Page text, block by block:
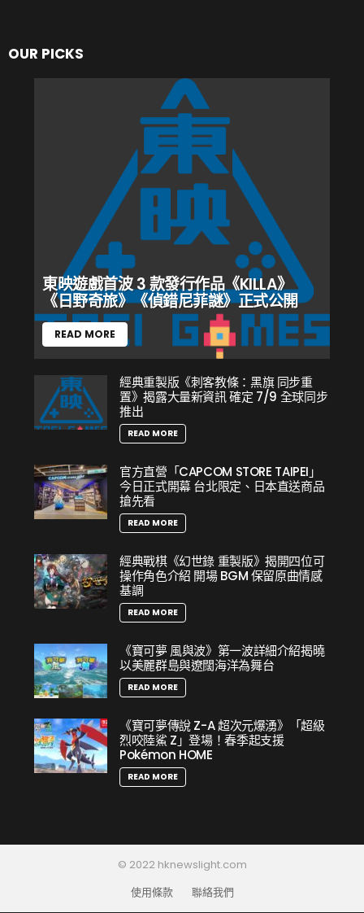
重新編寫曲目。
故事背景設定在海盜黃金時代，邀請玩家化身為
愛德華‧肯威，在加勒比海橫行霸道。這位放蕩不羈
的海盜船長意外捲入了刺客與聖殿騎士之間糾葛百年
的衝突。在追求名利與財富的過程中，愛德華將與黑
鬍子、安妮‧邦妮以及白棉布傑克等傳奇人物交手。
與此同時，海盜們辛苦建立起的一切，其命運正懸於
一線。
《刺客教條：黑旗 同步重置
一代 Anvil 引擎加持，藉由高解析度材質、增強的光
影、更細緻的場景、以及全新的動態天氣系統，遊戲
舞台加勒比海世界的沉浸感與擬真度將全面提升。此
外，包含水下的探索也更加廣闊與美麗。玩家可以無
OUR PICKS
東映遊戲首波 3 款發行作品《KILLA》
《日野奇旅》《偵錯尼菲謎》正式公開
READ MORE
經典重製版《刺客教條：黑旗 同步重
置》揭露大量新資訊 確定 7/9 全球同步
推出
READ MORE
官方直營「CAPCOM STORE TAIPEI」
今日正式開幕 台北限定、日本直送商品
搶先看
READ MORE
經典戰棋《幻世錄 重製版》揭開四位可
操作角色介紹 開場 BGM 保留原曲情感
基調
READ MORE
《寶可夢 風與波》第一波詳細介紹揭曉
以美麗群島與遼闊海洋為舞台
READ MORE
《寶可夢傳說 Z-A 超次元爆湧》「超級
烈咬陸鯊 Z」登場！春季起支援
Pokémon HOME
READ MORE
© 2022 hknewslight.com
使用條款
聯絡我們